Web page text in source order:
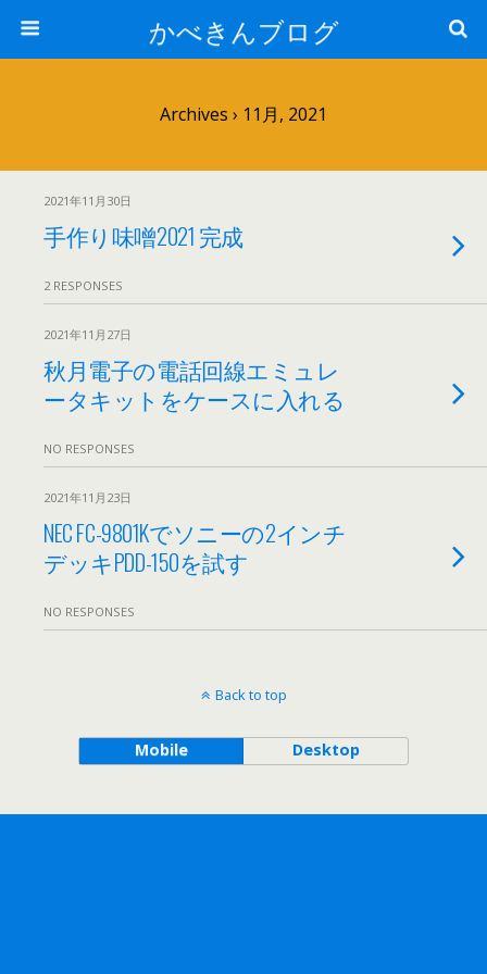
かべきんブログ
Archives › 11月, 2021
2021年11月30日
手作り味噌2021 完成
2 RESPONSES
2021年11月27日
秋月電子の電話回線エミュレ
ータキットをケースに入れる
NO RESPONSES
2021年11月23日
NEC FC-9801Kでソニーの2インチ
デッキPDD-150を試す
NO RESPONSES
Back to top
Mobile Desktop